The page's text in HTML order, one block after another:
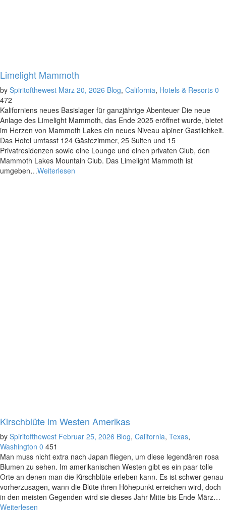
Limelight Mammoth
by Spiritofthewest März 20, 2026 Blog, California, Hotels & Resorts 0
472
Kaliforniens neues Basislager für ganzjährige Abenteuer Die neue
Anlage des Limelight Mammoth, das Ende 2025 eröffnet wurde, bietet
im Herzen von Mammoth Lakes ein neues Niveau alpiner Gastlichkeit.
Das Hotel umfasst 124 Gästezimmer, 25 Suiten und 15
Privatresidenzen sowie eine Lounge und einen privaten Club, den
Mammoth Lakes Mountain Club. Das Limelight Mammoth ist
umgeben…Weiterlesen
Kirschblüte im Westen Amerikas
by Spiritofthewest Februar 25, 2026 Blog, California, Texas,
Washington 0 451
Man muss nicht extra nach Japan fliegen, um diese legendären rosa
Blumen zu sehen. Im amerikanischen Westen gibt es ein paar tolle
Orte an denen man die Kirschblüte erleben kann. Es ist schwer genau
vorherzusagen, wann die Blüte ihren Höhepunkt erreichen wird, doch
in den meisten Gegenden wird sie dieses Jahr Mitte bis Ende März…
Weiterlesen